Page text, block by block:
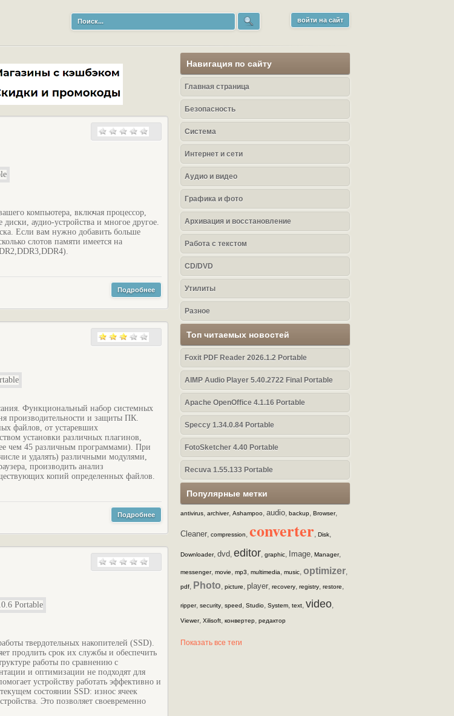
войти на сайт
компьютера, включая процессор,
аудио-устройства и многое другое.
Если вам нужно добавить больше
слотов памяти имеется на
Подробнее
Функциональный набор системных
производительности и защиты ПК.
файлов, от устаревших
установки различных плагинов,
чем 45 различным программами). При
и удалять) различными модулями,
производить анализ
копий определенных файлов.
Подробнее
твердотельных накопителей (SSD).
продлить срок их службы и обеспечить
работы по сравнению с
и оптимизации не подходят для
устройству работать эффективно и
состоянии SSD: износ ячеек
Это позволяет своевременно
Навигация по сайту
Главная страница
Безопасность
Система
Интернет и сети
Аудио и видео
Графика и фото
Архивация и восстановление
Работа с текстом
CD/DVD
Утилиты
Разное
Топ читаемых новостей
Foxit PDF Reader 2026.1.2 Portable
AIMP Audio Player 5.40.2722 Final Portable
Apache OpenOffice 4.1.16 Portable
Speccy 1.34.0.84 Portable
FotoSketcher 4.40 Portable
Recuva 1.55.133 Portable
Популярные метки
antivirus, archiver, Ashampoo, audio, backup, Browser,
Cleaner, compression, converter, Disk,
Downloader, dvd, editor, graphic, Image, Manager,
messenger, movie, mp3, multimedia, music, optimizer,
pdf, Photo, picture, player, recovery, registry, restore,
ripper, security, speed, Studio, System, text, video,
Viewer, Xilisoft, конвертер, редактор
Показать все теги